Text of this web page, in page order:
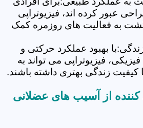
عبور کرده اند، فیزیوتراپی
به فعالیت های روزمره کمک
بهبود عملکرد حرکتی و
فیزیوتراپی می تواند به
کیفیت زندگی بهتری داشته باشند.
کننده از آسیب های عضلانی